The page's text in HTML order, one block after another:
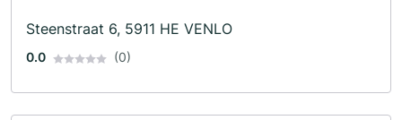
Steenstraat 6, 5911 HE VENLO
0.0 (0)